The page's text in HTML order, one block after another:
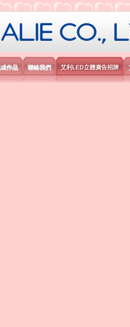
子有限公司
作品 聯絡我們 艾利LED立體廣告招牌